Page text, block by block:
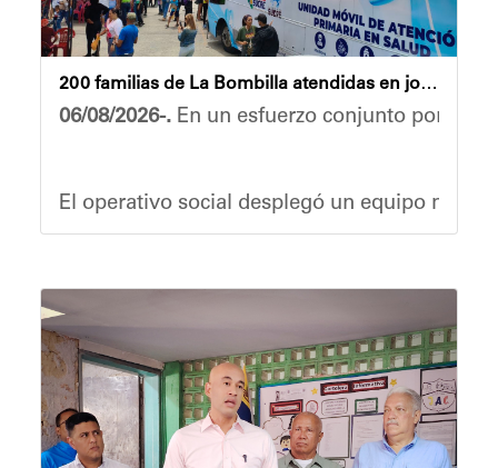
200 familias de La Bombilla atendidas en jornada integral
06/08/2026-. En un esfuerzo conjunto por
El operativo social desplegó un equipo
Durante la actividad, los asistentes contaron
Eudicis Viva, habitante de la comunidad y